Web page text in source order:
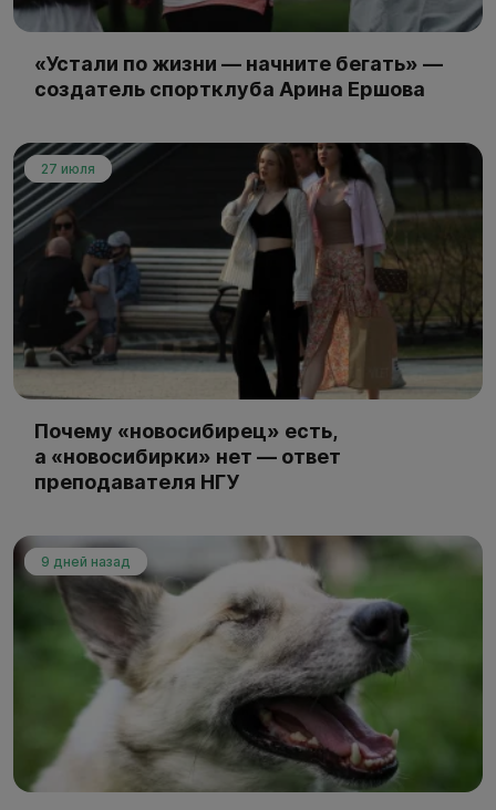
«Устали по жизни — начните бегать» —
создатель спортклуба Арина Ершова
27 июля
Почему «новосибирец» есть,
а «новосибирки» нет — ответ
преподавателя НГУ
9 дней назад